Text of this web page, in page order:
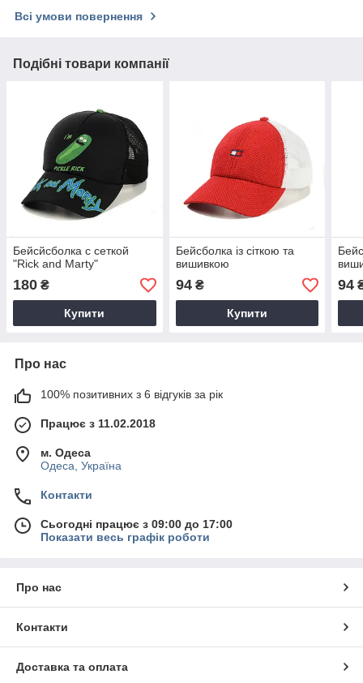
Всі умови повернення
Подібні товари компанії
Бейсйсболка с сеткой
"Rick and Marty"
180 ₴
Купити
Бейсболка із сіткою та
вишивкою
94₴
Купити
94
Про нас
100% позитивних з 6 відгуків за рік
Працює з 11.02.2018
м. Одеса
Одеса, Україна
Контакти
Сьогодні працює з 09:00 до 17:00
Показати весь графік роботи
Про нас
Контакти
Доставка та оплата